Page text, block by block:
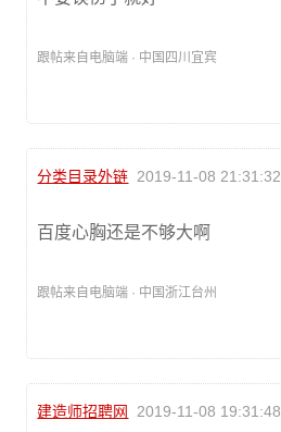
跟帖来自电脑端 · 中国四川宜宾
分类目录外链 2019-11-08 21:31:32
百度心胸还是不够大啊
跟帖来自电脑端 · 中国浙江台州
建造师招聘网 2019-11-08 19:31:48